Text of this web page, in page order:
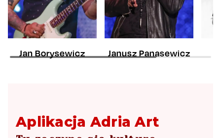
Jan Borysewicz Janusz Panasewicz
Aplikacja Adria Art